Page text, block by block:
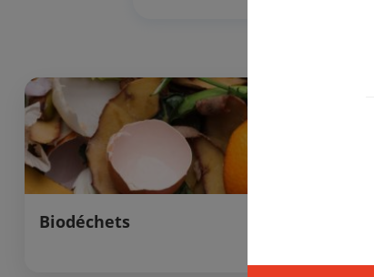
Biodéchets